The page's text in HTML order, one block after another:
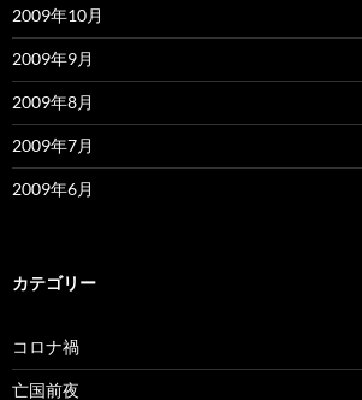
2009年10月
2009年9月
2009年8月
2009年7月
2009年6月
カテゴリー
コロナ禍
亡国前夜